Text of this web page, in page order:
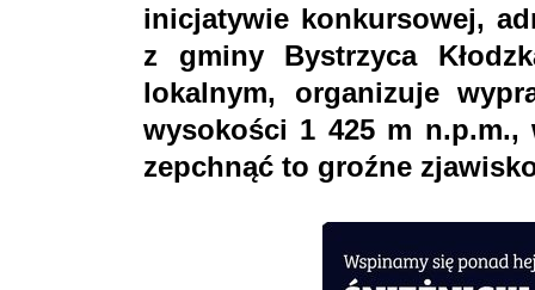
inicjatywie konkursowej,
z gminy Bystrzyca
lokalnym, organizuje
wysokości 1 425 m n.p.m.,
zepchnąć to groźne